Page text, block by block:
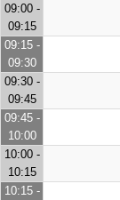
09:00 -
09:15
09:15 -
09:30
09:30 -
09:45
09:45 -
10:00
10:00 -
10:15
10:15 -